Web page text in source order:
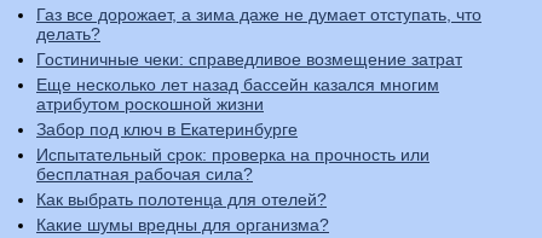
Газ все дорожает, а зима даже не думает отступать, что
делать?
Гостиничные чеки: справедливое возмещение затрат
Еще несколько лет назад бассейн казался многим
атрибутом роскошной жизни
Забор под ключ в Екатеринбурге
Испытательный срок: проверка на прочность или
бесплатная рабочая сила?
Как выбрать полотенца для отелей?
Какие шумы вредны для организма?